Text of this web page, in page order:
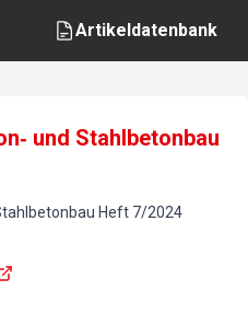
Artikeldatenbank
und Stahlbetonbau
Heft 7/2024